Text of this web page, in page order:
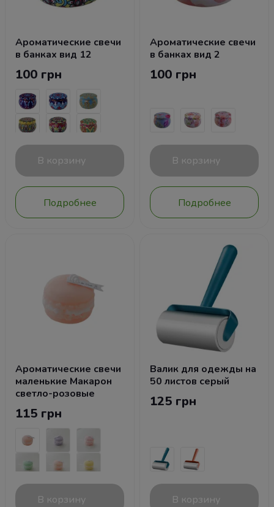
Ароматические свечи
в банках вид 12
100 грн
В корзину
Подробнее
Ароматические свечи
в банках вид 2
100 грн
В корзину
Подробнее
Ароматические свечи
маленькие Макарон
светло-розовые
115 грн
В корзину
Валик для одежды на
50 листов серый
125 грн
В корзину